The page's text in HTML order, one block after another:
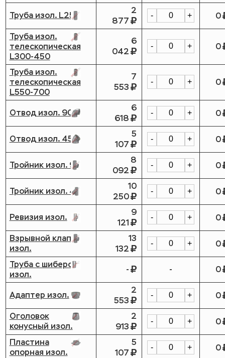
Труба изол. L250
2
877
- + 0
Труба изол.
телескопическая
L300-450
6
042
- + 0
Труба изол.
телескопическая
L550-700
7
553
- + 0
Отвод изол. 90
6
618
- + 0
Отвод изол. 45
5
107
- + 0
Тройник изол. 90
8
092
- + 0
Тройник изол. 45
10
250
- + 0
Ревизия изол.
9
121
- + 0
Взрывной клапан
изол.
13
132
- + 0
Труба с шибером
изол.
- - 0
Адаптер изол.
2
553
- + 0
Оголовок
конусный изол.
2
913
- + 0
Пластина
опорная изол.
5
107
- + 0